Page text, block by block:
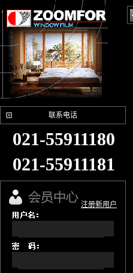
联系电话
021-55911180
021-55911181
注册新用户